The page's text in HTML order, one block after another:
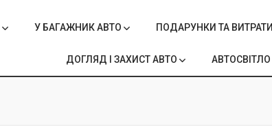
У БАГАЖНИК АВТО ПОДАРУНКИ ТА ВИТРАТИ
ДОГЛЯД І ЗАХИСТ АВТО АВТОСВІТЛО